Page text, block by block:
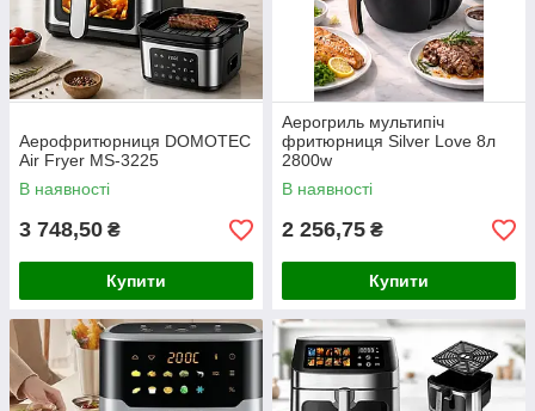
Аерофритюрниця DOMOTEC
Air Fryer MS-3225
В наявності
3 748,50 ₴
Купити
Аерогриль мультипіч
фритюрниця Silver Love 8л
2800w
В наявності
2 256,75 ₴
Купити